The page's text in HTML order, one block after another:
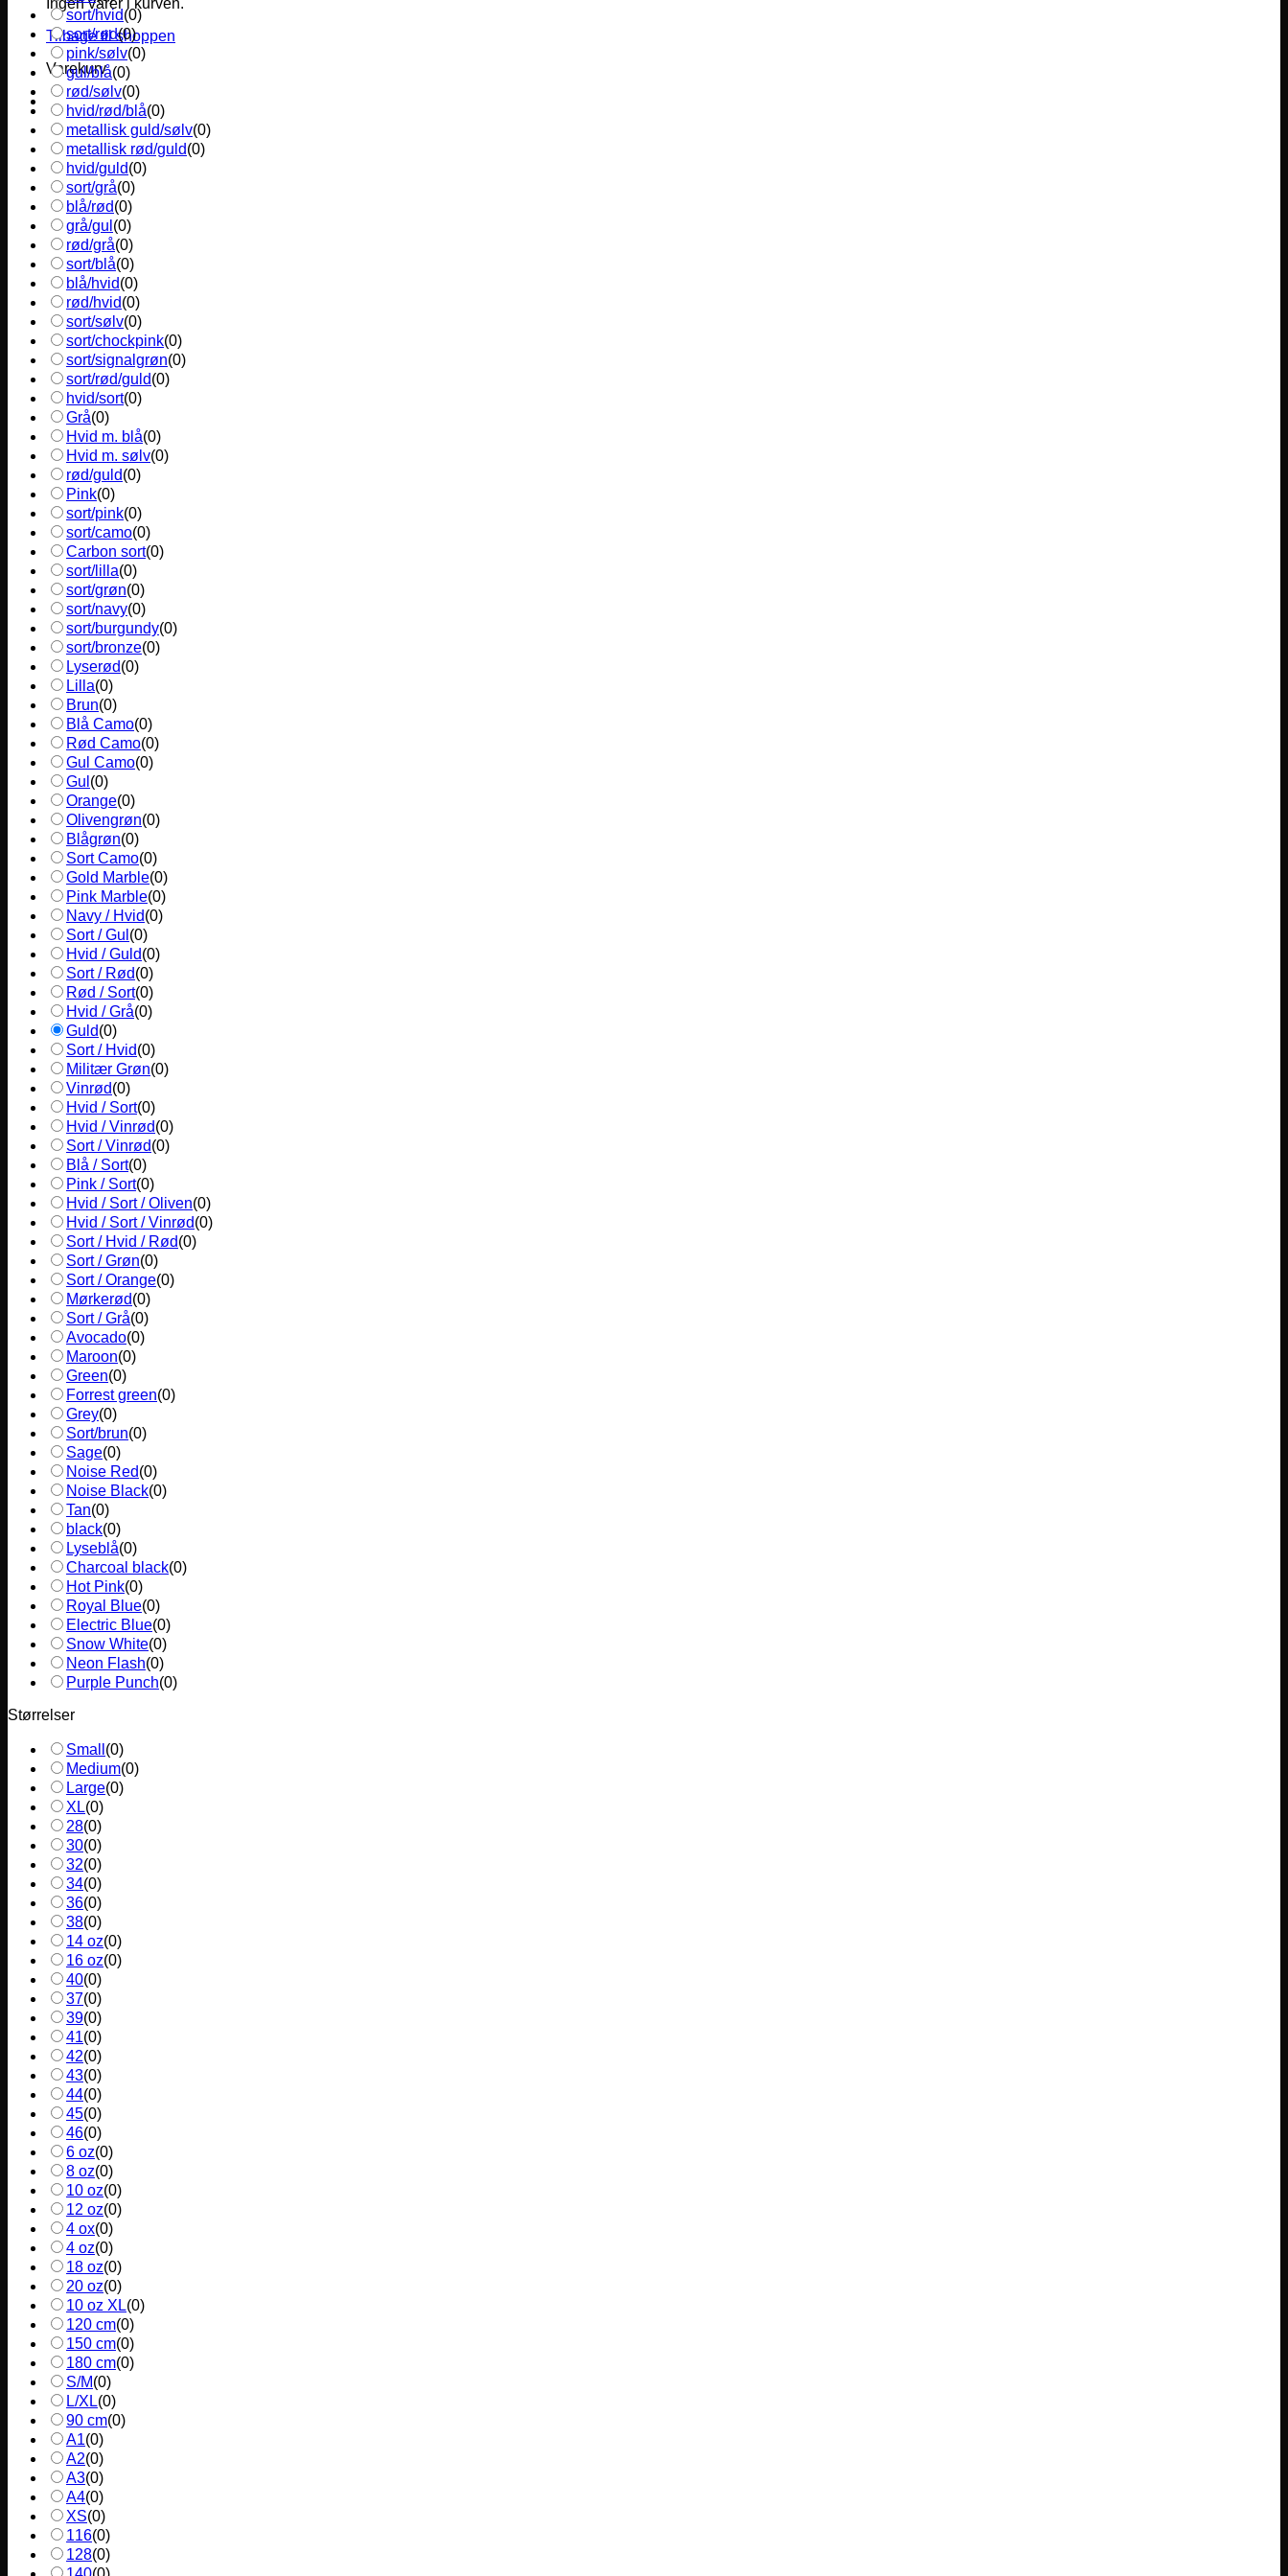
Ingen varer i kurven.
Tilbage til shoppen
Varekurv
sort/hvid(0)
sort/rød(0)
pink/sølv(0)
gul/blå(0)
rød/sølv(0)
hvid/rød/blå(0)
metallisk guld/sølv(0)
metallisk rød/guld(0)
hvid/guld(0)
sort/grå(0)
blå/rød(0)
grå/gul (0)
rød/grå(0)
sort/blå(0)
blå/hvid(0)
rød/hvid(0)
sort/sølv(0)
sort/chockpink(0)
sort/signalgrøn(0)
sort/rød/guld(0)
hvid/sort(0)
Grå(0)
Hvid m. blå(0)
Hvid m. sølv(0)
rød/guld(0)
Pink(0)
sort/pink(0)
sort/camo(0)
Carbon sort(0)
sort/lilla(0)
sort/grøn(0)
sort/navy(0)
sort/burgundy(0)
sort/bronze(0)
Lyserød(0)
Lilla(0)
Brun(0)
Blå Camo(0)
Rød Camo(0)
Gul Camo(0)
Gul (0)
Orange(0)
Olivengrøn(0)
Blågrøn(0)
Sort Camo(0)
Gold Marble(0)
Pink Marble(0)
Navy / Hvid(0)
Sort / Gul (0)
Hvid / Guld(0)
Sort / Rød(0)
Rød / Sort(0)
Hvid / Grå(0)
Guld(0)
Sort / Hvid(0)
Militær Grøn(0)
Vinrød(0)
Hvid / Sort(0)
Hvid / Vinrød(0)
Sort / Vinrød(0)
Blå / Sort(0)
Pink / Sort(0)
Hvid / Sort / Oliven(0)
Hvid / Sort / Vinrød(0)
Sort / Hvid / Rød(0)
Sort / Grøn(0)
Sort / Orange(0)
Mørkerød(0)
Sort / Grå(0)
Avocado(0)
Maroon(0)
Green(0)
Forrest green(0)
Grey(0)
Sort/brun(0)
Sage(0)
Noise Red(0)
Noise Black(0)
Tan(0)
black(0)
Lyseblå(0)
Charcoal black(0)
Hot Pink(0)
Royal Blue(0)
Electric Blue(0)
Snow White(0)
Neon Flash(0)
Purple Punch(0)
Størrelser
Small (0)
Medium(0)
Large(0)
XL(0)
28(0)
30(0)
32(0)
34(0)
36(0)
38(0)
14 oz(0)
16 oz(0)
40(0)
37(0)
39(0)
41(0)
42(0)
43(0)
44(0)
45(0)
46(0)
6 oz(0)
8 oz(0)
10 oz(0)
12 oz(0)
4 ox(0)
4 oz(0)
18 oz(0)
20 oz(0)
10 oz XL(0)
120 cm(0)
150 cm(0)
180 cm(0)
S/M(0)
L/XL(0)
90 cm(0)
A1(0)
A2(0)
A3(0)
A4(0)
XS(0)
116(0)
128(0)